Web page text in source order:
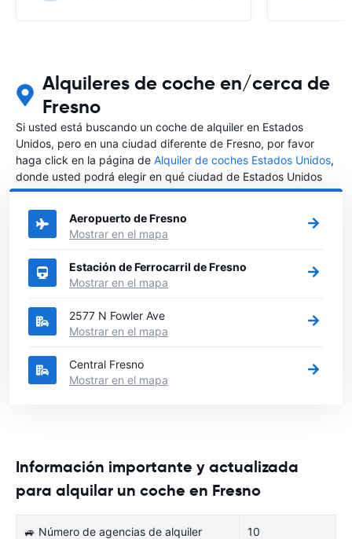
Alquileres de coche en/cerca de
Fresno
Si usted está buscando un coche de alquiler en Estados
Unidos, pero en una ciudad diferente de Fresno, por favor
haga click en la página de Alquiler de coches Estados Unidos,
donde usted podrá elegir en qué ciudad de Estados Unidos
desea alquilar un coche.
Aeropuerto de Fresno
Mostrar en el mapa
Estación de Ferrocarril de Fresno
Mostrar en el mapa
2577 N Fowler Ave
Mostrar en el mapa
Central Fresno
Mostrar en el mapa
Información importante y actualizada
para alquilar un coche en Fresno
🚙 Número de agencias de alquiler 10